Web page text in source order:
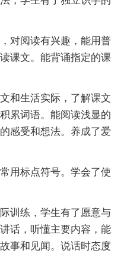
阅读有兴趣，能用普
课文。能背诵指定的课
生活实际，了解课文
累词语。能阅读浅显的
感受和想法。养成了爱
标点符号。学会了使
练，学生有了愿意与
话，听懂主要内容，能
事和见闻。说话时态度